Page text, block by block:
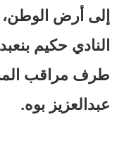
إلى أرض
النادي حكيم
طرف مراقب
عبدالعزيز بوه.